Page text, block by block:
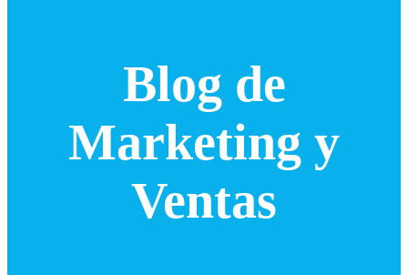
Blog de
Marketing y
Ventas